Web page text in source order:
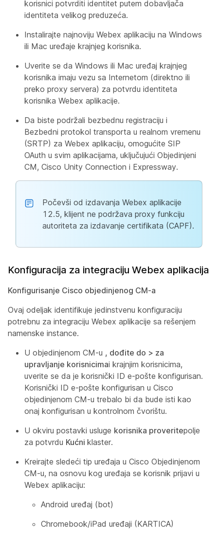
korisnici potvrditi identitet putem dobavljača
identiteta velikog preduzeća.
Instalirajte najnoviju Webex aplikaciju na Windows
ili Mac uređaje krajnjeg korisnika.
Uverite se da Windows ili Mac uređaj krajnjeg
korisnika imaju vezu sa Internetom (direktno ili
preko proxy servera) za potvrdu identiteta
korisnika Webex aplikacije.
Da biste podržali bezbednu registraciju i
Bezbedni protokol transporta u realnom vremenu
(SRTP) za Webex aplikaciju, omogućite SIP
OAuth u svim aplikacijama, uključujući Objedinjeni
CM, Cisco Unity Connection i Expressway.
Počevši od izdavanja Webex aplikacije
12.5, klijent ne podržava proxy funkciju
autoriteta za izdavanje certifikata (CAPF).
Konfiguracija za integraciju Webex aplikacija
Konfigurisanje Cisco objedinjenog CM-a
Ovaj odeljak identifikuje jedinstvenu konfiguraciju
potrebnu za integraciju Webex aplikacije sa rešenjem
namenske instance.
U objedinjenom CM-u , dođite do > za
upravljanje korisnicimai krajnjim korisnicima,
uverite se da je korisnički ID e-pošte konfigurisan.
Korisnički ID e-pošte konfigurisan u Cisco
objedinjenom CM-u trebalo bi da bude isti kao
onaj konfigurisan u kontrolnom čvorištu.
U okviru postavki usluge korisnika proveritepolje
za potvrdu Kućni klaster.
Kreirajte sledeći tip uređaja u Cisco Objedinjenom
CM-u, na osnovu kog uređaja se korisnik prijavi u
Webex aplikaciju:
Android uređaj (bot)
Chromebook/iPad uređaji (KARTICA)